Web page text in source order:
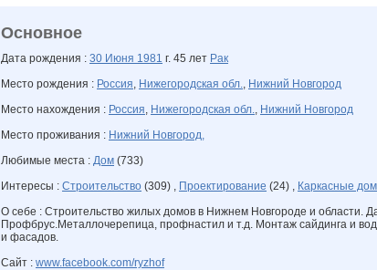
Основное
Дата рождения : 30 Июня 1981 г. 45 лет Рак
Место рождения : Россия, Нижегородская обл., Нижний Новгород
Место нахождения : Россия, Нижегородская обл., Нижний Новгород
Место проживания : Нижний Новгород,
Любимые места : Дом (733)
Интересы : Строительство (309) , Проектирование (24) , Каркасные
О себе : Строительство жилых домов в Нижнем Новгороде и области.
Профбрус.Металлочерепица, профнастил и т.д. Монтаж сайдинга и
и фасадов.
Сайт : www.facebook.com/ryzhof